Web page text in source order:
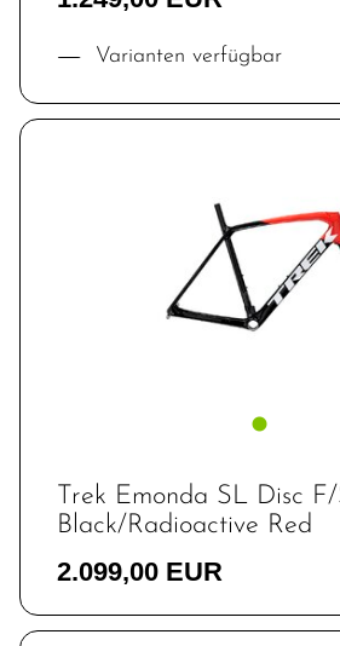
Varianten verfügbar
Trek Emonda SL Disc
Black/Radioactive Red
2.099,00 EUR